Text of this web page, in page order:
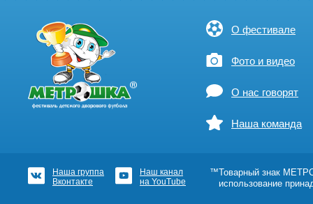
О фестивале
Фото и видео
О нас говорят
Наша команда
Наша группа
Вконтакте
Наш канал
на YouTube
™Товарный знак
использование